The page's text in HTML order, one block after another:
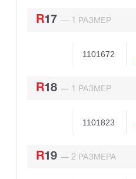
R17 — 1 РАЗМЕР
1101672
R18 — 1 РАЗМЕР
1101823
R19 — 2 РАЗМЕРА